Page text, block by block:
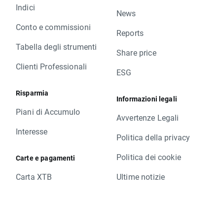
Indici
Conto e commissioni
Tabella degli strumenti
Clienti Professionali
Risparmia
Piani di Accumulo
Interesse
Carte e pagamenti
Carta XTB
News
Reports
Share price
ESG
Informazioni legali
Avvertenze Legali
Politica della privacy
Politica dei cookie
Ultime notizie